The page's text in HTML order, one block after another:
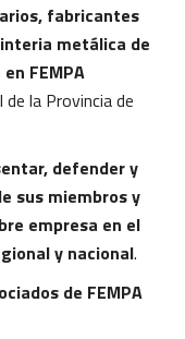
fabricantes
metálica de
FEMPA
la Provincia de
defender y
sus miembros y
empresa en el
y nacional.
de FEMPA